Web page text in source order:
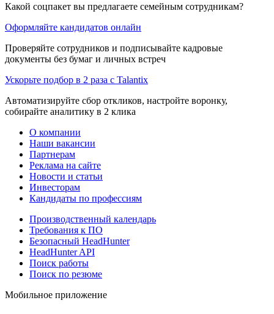
Какой соцпакет вы предлагаете семейным сотрудникам?
Оформляйте кандидатов онлайн
Проверяйте сотрудников и подписывайте кадровые
документы без бумаг и личных встреч
Ускорьте подбор в 2 раза с Talantix
Автоматизируйте сбор откликов, настройте воронку,
собирайте аналитику в 2 клика
О компании
Наши вакансии
Партнерам
Реклама на сайте
Новости и статьи
Инвесторам
Кандидаты по профессиям
Производственный календарь
Требования к ПО
Безопасный HeadHunter
HeadHunter API
Поиск работы
Поиск по резюме
Мобильное приложение